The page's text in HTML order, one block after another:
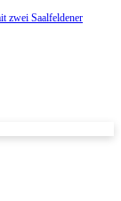
zwei Saalfeldener